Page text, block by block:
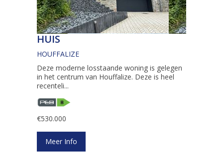
HUIS
HOUFFALIZE
Deze moderne losstaande woning is gelegen
in het centrum van Houffalize. Deze is heel
recenteli...
€530.000
Meer Info